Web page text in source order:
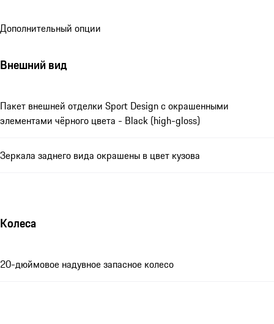
Дополнительный опции
Внешний вид
Пакет внешней отделки Sport Design с окрашенными
элементами чёрного цвета - Black (high-gloss)
Зеркала заднего вида окрашены в цвет кузова
Колеса
20-дюймовое надувное запасное колесо